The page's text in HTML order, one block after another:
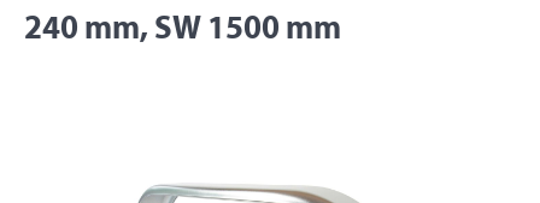
240 mm, SW 1500 mm